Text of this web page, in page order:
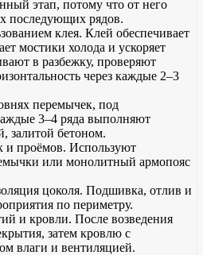
этап, потому что от него
последующих рядов.
клея. Клей обеспечивает
мостики холода и ускоряет
в разбежку, проверяют
через каждые 2–3
перемычек, под
3–4 ряда выполняют
залитой бетоном.
и проёмов. Используют
или монолитный армопояс
цоколя. Подшивка, отлив и
по периметру.
и кровли. После возведения
затем кровлю с
влаги и вентиляцией.